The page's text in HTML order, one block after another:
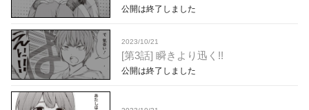
公開は終了しました
2023/10/21
[第3話] 瞬きより迅く!!
公開は終了しました